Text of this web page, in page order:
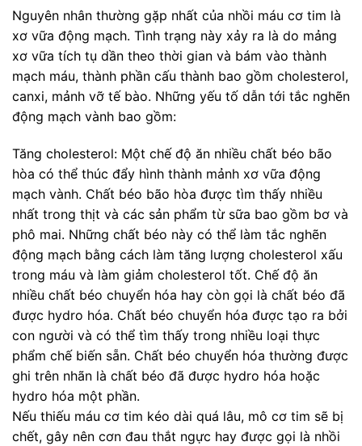
Nguyên nhân thường gặp nhất của nhồi máu cơ tim là
xơ vữa động mạch. Tình trạng này xảy ra là do mảng
xơ vữa tích tụ dần theo thời gian và bám vào thành
mạch máu, thành phần cấu thành bao gồm cholesterol,
canxi, mảnh vỡ tế bào. Những yếu tố dẫn tới tắc nghẽn
động mạch vành bao gồm:
Tăng cholesterol: Một chế độ ăn nhiều chất béo bão
hòa có thể thúc đẩy hình thành mảnh xơ vữa động
mạch vành. Chất béo bão hòa được tìm thấy nhiều
nhất trong thịt và các sản phẩm từ sữa bao gồm bơ và
phô mai. Những chất béo này có thể làm tắc nghẽn
động mạch bằng cách làm tăng lượng cholesterol xấu
trong máu và làm giảm cholesterol tốt. Chế độ ăn
nhiều chất béo chuyển hóa hay còn gọi là chất béo đã
được hydro hóa. Chất béo chuyển hóa được tạo ra bởi
con người và có thể tìm thấy trong nhiều loại thực
phẩm chế biến sẵn. Chất béo chuyển hóa thường được
ghi trên nhãn là chất béo đã được hydro hóa hoặc
hydro hóa một phần.
Nếu thiếu máu cơ tim kéo dài quá lâu, mô cơ tim sẽ bị
chết, gây nên cơn đau thắt ngực hay được gọi là nhồi